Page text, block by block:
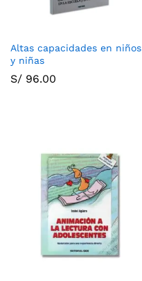
Altas capacidades en niños
y niñas
S/ 96.00